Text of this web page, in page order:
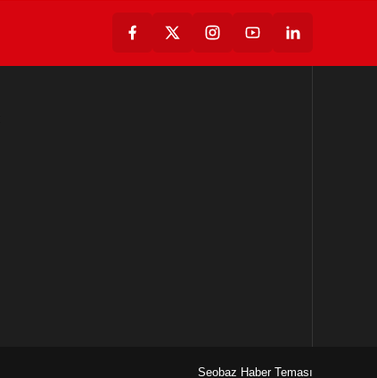
Seobaz Haber Teması